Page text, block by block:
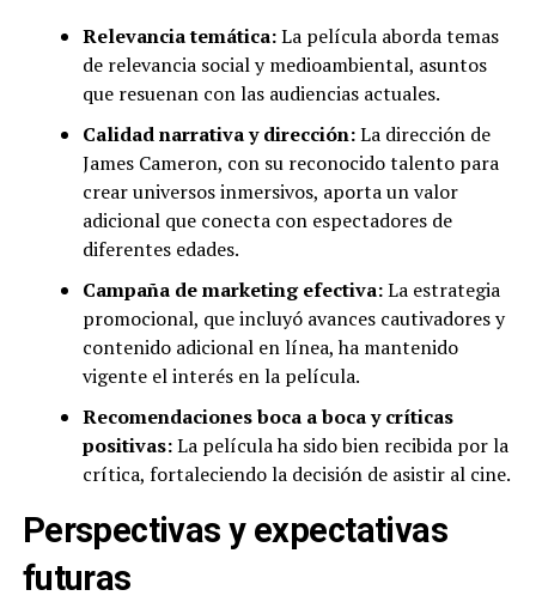
Relevancia temática:La película aborda temas
de relevancia social y medioambiental, asuntos
que resuenan con las audiencias actuales.
Calidad narrativa y dirección:La dirección de
James Cameron, con su reconocido talento para
crear universos inmersivos, aporta un valor
adicional que conecta con espectadores de
diferentes edades.
Campaña de marketing efectiva:La estrategia
promocional, que incluyó avances cautivadores y
contenido adicional en línea, ha mantenido
vigente el interés en la película.
Recomendaciones boca a boca y críticas
positivas:La película ha sido bien recibida por la
crítica, fortaleciendo la decisión de asistir al cine.
Perspectivas y expectativas
futuras